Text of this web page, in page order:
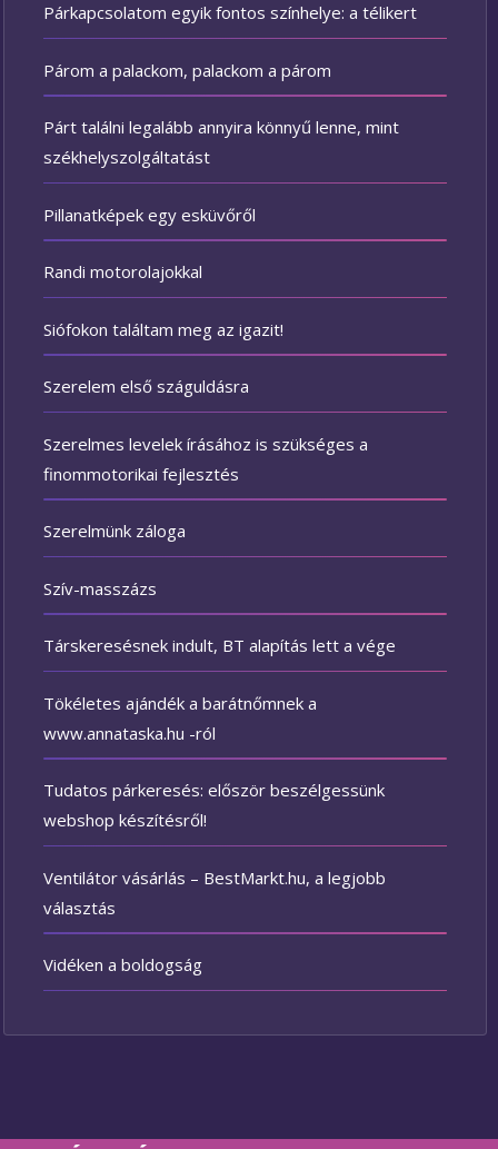
Párkapcsolatom egyik fontos színhelye: a télikert
Párom a palackom, palackom a párom
Párt találni legalább annyira könnyű lenne, mint
székhelyszolgáltatást
Pillanatképek egy esküvőről
Randi motorolajokkal
Siófokon találtam meg az igazit!
Szerelem első száguldásra
Szerelmes levelek írásához is szükséges a
finommotorikai fejlesztés
Szerelmünk záloga
Szív-masszázs
Társkeresésnek indult, BT alapítás lett a vége
Tökéletes ajándék a barátnőmnek a
www.annataska.hu -ról
Tudatos párkeresés: először beszélgessünk
webshop készítésről!
Ventilátor vásárlás – BestMarkt.hu, a legjobb
választás
Vidéken a boldogság